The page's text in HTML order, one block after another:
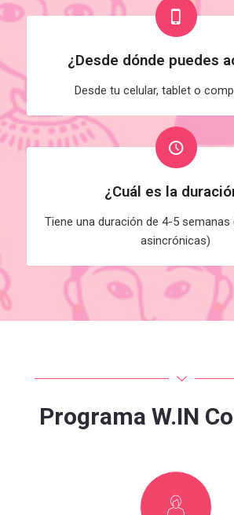
¿Desde dónde puedes
Desde tu celular, tablet o
¿Cuál es la
Tiene una duración de 4-5 semanas
asincrónicas)
Programa W.IN